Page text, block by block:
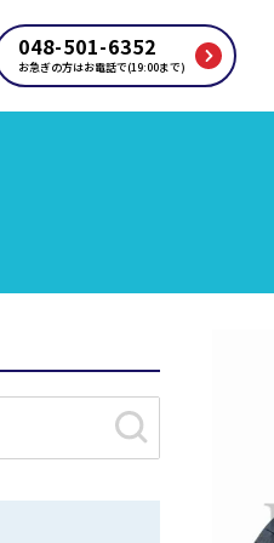
048-501-6352
お急ぎの方はお電話で(19:00まで)